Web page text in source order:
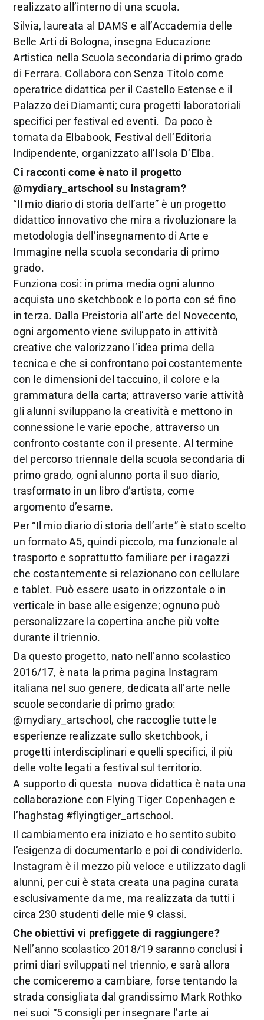
realizzato all’interno di una scuola.
Silvia, laureata al DAMS e all’Accademia delle
Belle Arti di Bologna, insegna Educazione
Artistica nella Scuola secondaria di primo grado
di Ferrara. Collabora con Senza Titolo come
operatrice didattica per il Castello Estense e il
Palazzo dei Diamanti; cura progetti laboratoriali
specifici per festival ed eventi. Da poco è
tornata da Elbabook, Festival dell’Editoria
Indipendente, organizzato all’Isola D’Elba.
Ci racconti come è nato il progetto
@mydiary_artschool su Instagram?
“Il mio diario di storia dell’arte” è un progetto
didattico innovativo che mira a rivoluzionare la
metodologia dell’insegnamento di Arte e
Immagine nella scuola secondaria di primo
grado.
Funziona così: in prima media ogni alunno
acquista uno sketchbook e lo porta con sé fino
in terza. Dalla Preistoria all’arte del Novecento,
ogni argomento viene sviluppato in attività
creative che valorizzano l’idea prima della
tecnica e che si confrontano poi costantemente
con le dimensioni del taccuino, il colore e la
grammatura della carta; attraverso varie attività
gli alunni sviluppano la creatività e mettono in
connessione le varie epoche, attraverso un
confronto costante con il presente. Al termine
del percorso triennale della scuola secondaria di
primo grado, ogni alunno porta il suo diario,
trasformato in un libro d’artista, come
argomento d’esame.
Per “Il mio diario di storia dell’arte” è stato scelto
un formato A5, quindi piccolo, ma funzionale al
trasporto e soprattutto familiare per i ragazzi
che costantemente si relazionano con cellulare
e tablet. Può essere usato in orizzontale o in
verticale in base alle esigenze; ognuno può
personalizzare la copertina anche più volte
durante il triennio.
Da questo progetto, nato nell’anno scolastico
2016/17, è nata la prima pagina Instagram
italiana nel suo genere, dedicata all’arte nelle
scuole secondarie di primo grado:
@mydiary_artschool, che raccoglie tutte le
esperienze realizzate sullo sketchbook, i
progetti interdisciplinari e quelli specifici, il più
delle volte legati a festival sul territorio.
A supporto di questa nuova didattica è nata una
collaborazione con Flying Tiger Copenhagen e
l’haghstag #flyingtiger_artschool.
Il cambiamento era iniziato e ho sentito subito
l’esigenza di documentarlo e poi di condividerlo.
Instagram è il mezzo più veloce e utilizzato dagli
alunni, per cui è stata creata una pagina curata
esclusivamente da me, ma realizzata da tutti i
circa 230 studenti delle mie 9 classi.
Che obiettivi vi prefiggete di raggiungere?
Nell’anno scolastico 2018/19 saranno conclusi i
primi diari sviluppati nel triennio, e sarà allora
che comiceremo a cambiare, forse tentando la
strada consigliata dal grandissimo Mark Rothko
nei suoi “5 consigli per insegnare l’arte ai